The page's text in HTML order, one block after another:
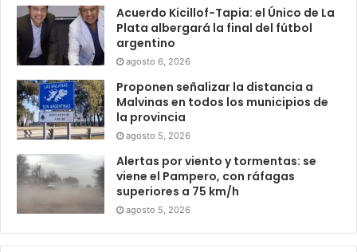
Acuerdo Kicillof-Tapia: el Único de La
Plata albergará la final del fútbol
argentino
agosto 6, 2026
Proponen señalizar la distancia a
Malvinas en todos los municipios de
la provincia
agosto 5, 2026
Alertas por viento y tormentas: se
viene el Pampero, con ráfagas
superiores a 75 km/h
agosto 5, 2026